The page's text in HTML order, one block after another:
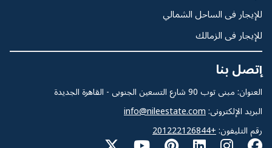
للإيجار فى الساحل الشمالي
للإيجار فى الزمالك
إتصل بنا
العنوان: مبنى توب 90 شارع التسعين الجنوبى - القاهرة الجديدة
البريد الإلكترونى: info@nileestate.com
رقم التليفون: +201222126844